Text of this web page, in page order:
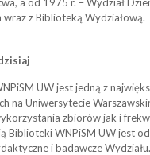
wraz z Biblioteką Wydziałową.
UW jest jedną z
na Uniwersytecie
zbiorów jak i
Biblioteki WNPiSM UW jest
i badawcze Wydziału.